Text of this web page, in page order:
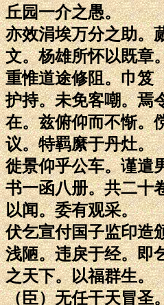
丘园一介之愚。
亦效涓埃万分之助。
文。杨雄所怀以既章
重惟道途修阻。巾笈
护持。未免客嘲。焉
在。兹俯仰而不惭。
议。特羁縻于丹灶。
徙景仰乎公车。谨遣
书一函八册。共二十
以闻。委有观采。
伏乞宣付国子监印造
浅陋。违戾于经。即
之天下。以福群生。
（臣）无任干天冒圣